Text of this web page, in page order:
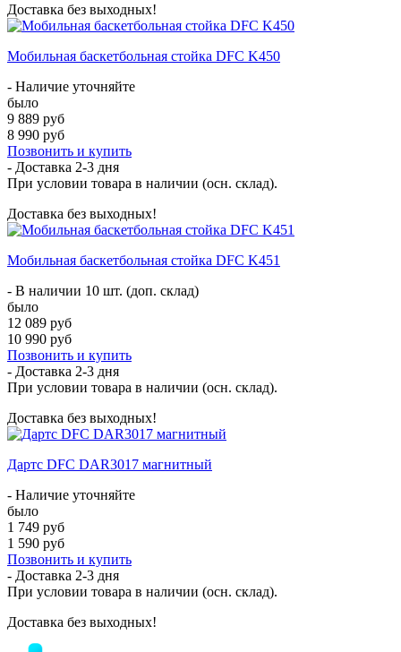
Доставка без выходных!
Мобильная баскетбольная стойка DFC K450
- Наличие уточняйте
было
9 889 руб
8 990 руб
Позвонить и купить
- Доставка 2-3 дня
При условии товара в наличии (осн. склад).
Доставка без выходных!
Мобильная баскетбольная стойка DFC K451
- В наличии 10 шт. (доп. склад)
было
12 089 руб
10 990 руб
Позвонить и купить
- Доставка 2-3 дня
При условии товара в наличии (осн. склад).
Доставка без выходных!
Дартс DFC DAR3017 магнитный
- Наличие уточняйте
было
1 749 руб
1 590 руб
Позвонить и купить
- Доставка 2-3 дня
При условии товара в наличии (осн. склад).
Доставка без выходных!